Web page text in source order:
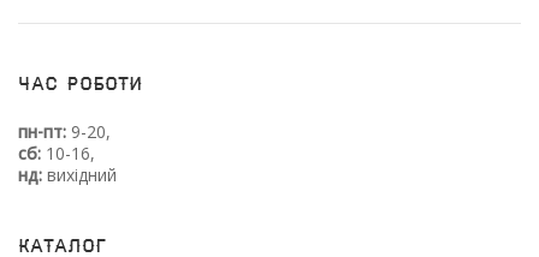
Час роботи
пн-пт: 9-20,
сб: 10-16,
нд: вихідний
Каталог